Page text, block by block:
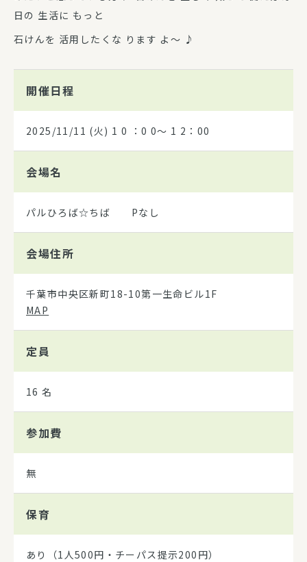
日の 生活に もっと
石けんを 活用したくな ります よ～ ♪
開催日程
2025/11/11 (火) 1 0 ：0 0～ 1 2：00
会場名
パルひろば☆ちば Pなし
会場住所
千葉市中央区新町18-10第一生命ビル1F
MAP
定員
16 名
参加費
無
保育
あり（1人500円・チーパス提示200円）